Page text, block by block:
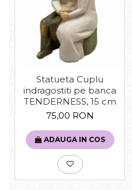
Statueta Cuplu
indragostiti pe banca
TENDERNESS, 15 cm
75,00 RON
ADAUGA IN COS